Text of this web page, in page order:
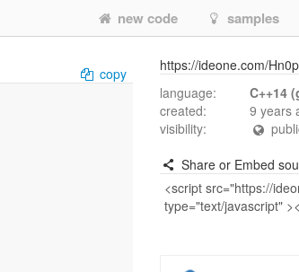
new code samples
copy
https://ideone.com/
language:
C++14
created:
9 years
visibility:
Share or Embed